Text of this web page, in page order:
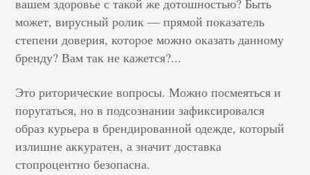
вашем здоровье с такой же дотошностью? Быть
может, вирусный ролик — прямой показатель
степени доверия, которое можно оказать данному
бренду? Вам так не кажется?...
Это риторические вопросы. Можно посмеяться и
поругаться, но в подсознании зафиксировался
образ курьера в брендированной одежде, который
излишне аккуратен, а значит доставка
стопроцентно безопасна.